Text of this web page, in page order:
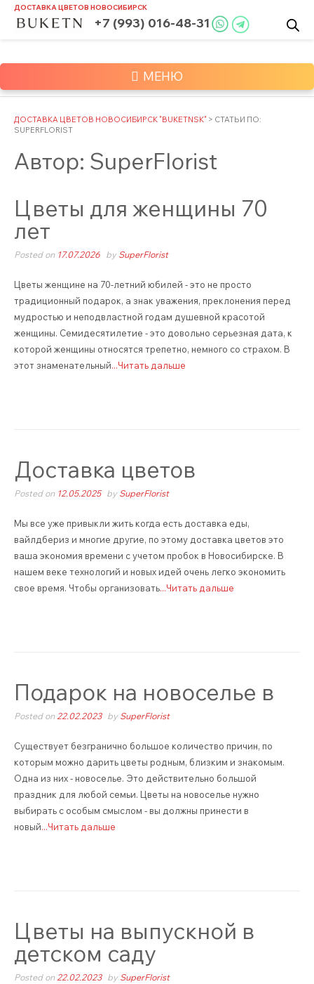
SkipДОСТАВКА ЦВЕТОВ НОВОСИБИРСК
+7 (993) 016-48-31
МЕНЮ
ДОСТАВКА ЦВЕТОВ НОВОСИБИРСК "BUKETNSK" > СТАТЬИ ПО:
SUPERFLORIST
Автор: SuperFlorist
Цветы для женщины 70
лет
Posted on 17.07.2026 by SuperFlorist
Цветы женщине на 70-летний юбилей - это не просто
традиционный подарок, а знак уважения, преклонения перед
мудростью и неподвластной годам душевной красотой
женщины. Семидесятилетие - это довольно серьезная дата, к
которой женщины относятся трепетно, немного со страхом. В
этот знаменательный...Читать дальше
Доставка цветов
Posted on 12.05.2025 by SuperFlorist
Мы все уже привыкли жить когда есть доставка еды,
вайлдбериз и многие другие, по этому доставка цветов это
ваша экономия времени с учетом пробок в Новосибирске. В
нашем веке технологий и новых идей очень легко экономить
свое время. Чтобы организовать...Читать дальше
Подарок на новоселье в
Posted on22.02.2023 by SuperFlorist
Существует безгранично большое количество причин, по
которым можно дарить цветы родным, близким и знакомым.
Одна из них - новоселье. Это действительно большой
праздник для любой семьи. Цветы на новоселье нужно
выбирать с особым смыслом - вы должны принести в
новый...Читать дальше
Цветы на выпускной в
детском саду
Posted on22.02.2023 by SuperFlorist